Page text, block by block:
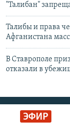
ЭФИР
"Талибан"
Талибы и права
Афганистана
В Ставрополе
отказали в